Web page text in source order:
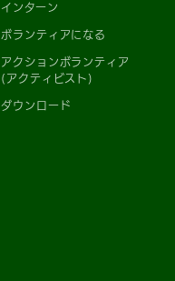
インターン
ボランティアになる
アクションボランティア
(アクティビスト)
ダウンロード